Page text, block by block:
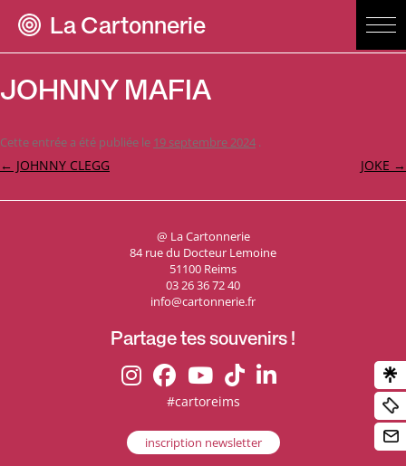
La Cartonnerie
JOHNNY MAFIA
Cette entrée a été publiée le 19 septembre 2024 .
Navigation
← JOHNNY CLEGG JOKE →
@ La Cartonnerie
84 rue du Docteur Lemoine
51100 Reims
03 26 36 72 40
info@cartonnerie.fr
Partage tes souvenirs !
#cartoreims
inscription newsletter